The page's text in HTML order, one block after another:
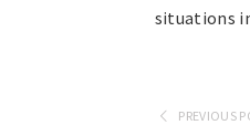
situations
PREVIOUS